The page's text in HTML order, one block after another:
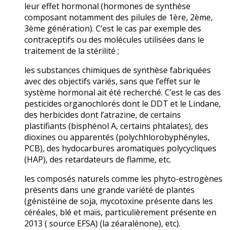
leur effet hormonal (hormones de synthèse
composant notamment des pilules de 1ère, 2ème,
3ème génération). C’est le cas par exemple des
contraceptifs ou des molécules utilisées dans le
traitement de la stérilité ;
les substances chimiques de synthèse fabriquées
avec des objectifs variés, sans que l’effet sur le
système hormonal ait été recherché. C’est le cas des
pesticides organochlorés dont le DDT et le Lindane,
des herbicides dont l’atrazine, de certains
plastifiants (bisphénol A, certains phtalates), des
dioxines ou apparentés (polychhlorobyphényles,
PCB), des hydocarbures aromatiques polycycliques
(HAP), des retardateurs de flamme, etc.
les composés naturels comme les phyto-estrogènes
présents dans une grande variété de plantes
(génistéine de soja, mycotoxine présente dans les
céréales, blé et maïs, particulièrement présente en
2013 ( source EFSA) (la zéaralénone), etc).